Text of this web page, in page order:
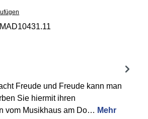
MAD10431.11
Freude und Freude kann man
Sie hiermit ihren
vom Musikhaus am Do… Mehr